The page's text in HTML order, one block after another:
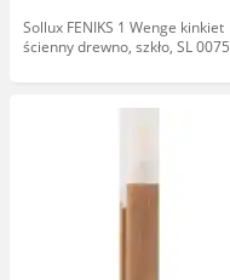
Sollux FENIKS 1 Wenge kinkiet
ścienny drewno, szkło, SL 0075